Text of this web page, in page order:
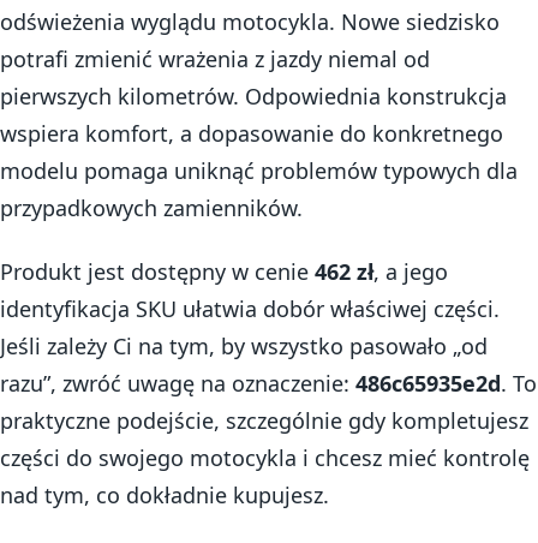
odświeżenia wyglądu motocykla. Nowe siedzisko
potrafi zmienić wrażenia z jazdy niemal od
pierwszych kilometrów. Odpowiednia konstrukcja
wspiera komfort, a dopasowanie do konkretnego
modelu pomaga uniknąć problemów typowych dla
przypadkowych zamienników.
Produkt jest dostępny w cenie 462 zł, a jego
identyfikacja SKU ułatwia dobór właściwej części.
Jeśli zależy Ci na tym, by wszystko pasowało „od
razu”, zwróć uwagę na oznaczenie: 486c65935e2d. To
praktyczne podejście, szczególnie gdy kompletujesz
części do swojego motocykla i chcesz mieć kontrolę
nad tym, co dokładnie kupujesz.